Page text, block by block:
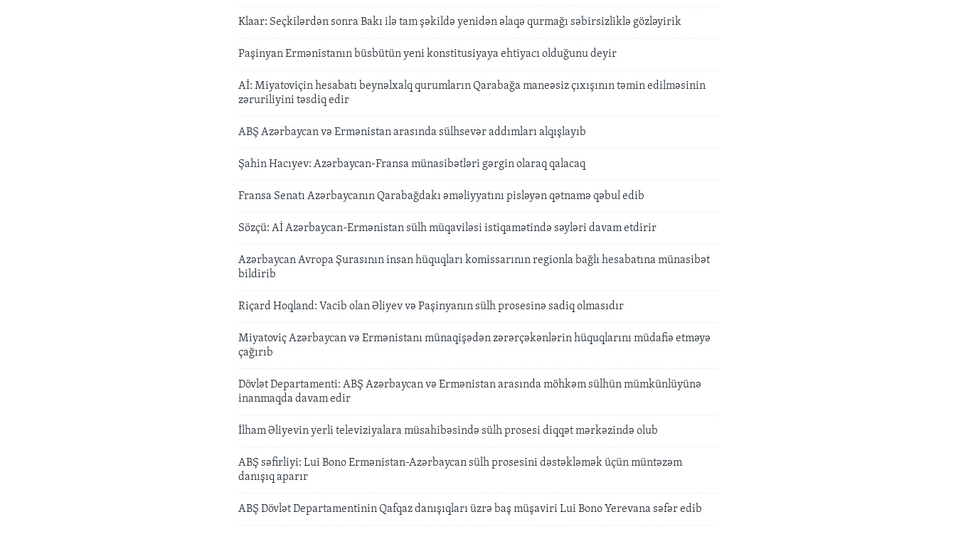
Klaar: Seçkilərdən sonra Bakı ilə tam şəkildə yenidən əlaqə qurmağı səbirsizliklə gözləyirik
Paşinyan Ermənistanın büsbütün yeni konstitusiyaya ehtiyacı olduğunu deyir
Aİ: Miyatoviçin hesabatı beynəlxalq qurumların Qarabağa maneəsiz çıxışının təmin edilməsinin
zəruriliyini təsdiq edir
ABŞ Azərbaycan və Ermənistan arasında sülhsevər addımları alqışlayıb
Şahin Hacıyev: Azərbaycan-Fransa münasibətləri gərgin olaraq qalacaq
Fransa Senatı Azərbaycanın Qarabağdakı əməliyyatını pisləyən qətnamə qəbul edib
Sözçü: Aİ Azərbaycan-Ermənistan sülh müqaviləsi istiqamətində səyləri davam etdirir
Azərbaycan Avropa Şurasının insan hüquqları komissarının regionla bağlı hesabatına münasibət
bildirib
Riçard Hoqland: Vacib olan Əliyev və Paşinyanın sülh prosesinə sadiq olmasıdır
Miyatoviç Azərbaycan və Ermənistanı münaqişədən zərərçəkənlərin hüquqlarını müdafiə etməyə
çağırıb
Dövlət Departamenti: ABŞ Azərbaycan və Ermənistan arasında möhkəm sülhün mümkünlüyünə
inanmaqda davam edir
İlham Əliyevin yerli televiziyalara müsahibəsində sülh prosesi diqqət mərkəzində olub
ABŞ səfirliyi: Lui Bono Ermənistan-Azərbaycan sülh prosesini dəstəkləmək üçün müntəzəm
danışıq aparır
ABŞ Dövlət Departamentinin Qafqaz danışıqları üzrə baş müşaviri Lui Bono Yerevana səfər edib